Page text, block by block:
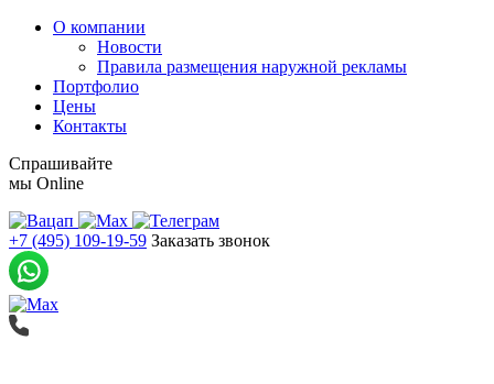
О компании
Новости
Правила размещения наружной рекламы
Портфолио
Цены
Контакты
Спрашивайте
мы Online
+7 (495) 109-19-59 Заказать звонок